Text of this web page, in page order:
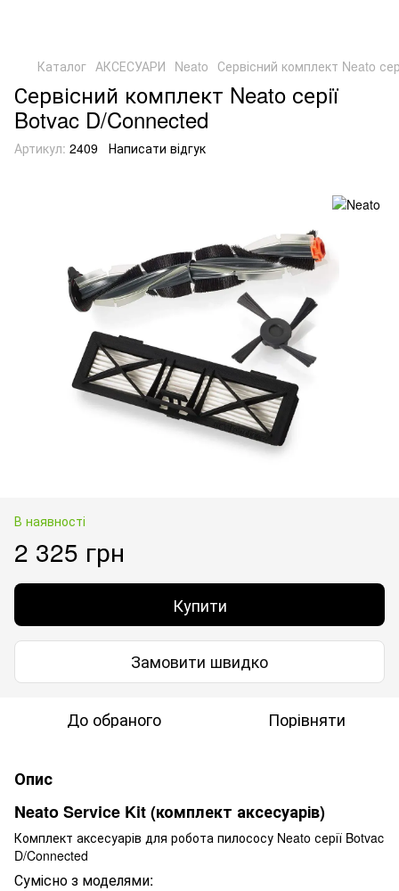
Каталог АКСЕСУАРИ Neato Сервісний комплект Neato
Сервісний комплект Neato серії
Botvac D/Connected
Артикул: 2409 Написати відгук
В наявності
2 325 грн
Купити
Замовити швидко
До обраного Порівняти
Опис
Neato Service Kit (комплект аксесуарів)
Комплект аксесуарів для робота пилососу Neato серії Botvac
D/Connected
Сумісно з моделями: